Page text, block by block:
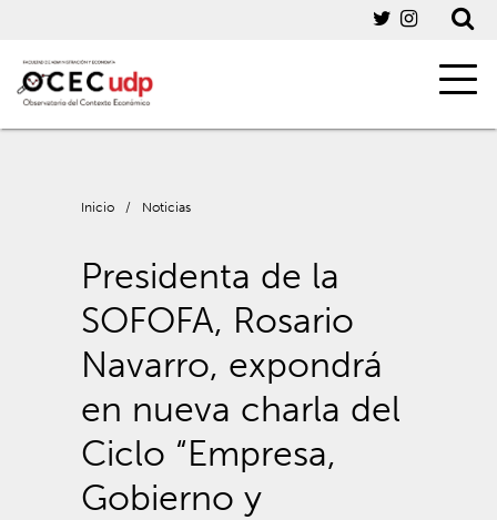
Inicio / Noticias
Presidenta de la
SOFOFA, Rosario
Navarro, expondrá
en nueva charla del
Ciclo “Empresa,
Gobierno y